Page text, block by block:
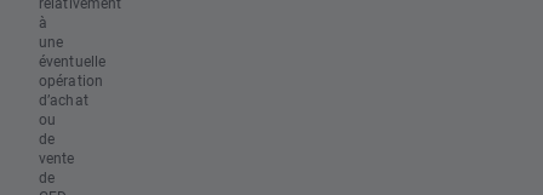
à
une
éventuelle
opération
d’achat
ou
de
vente
de